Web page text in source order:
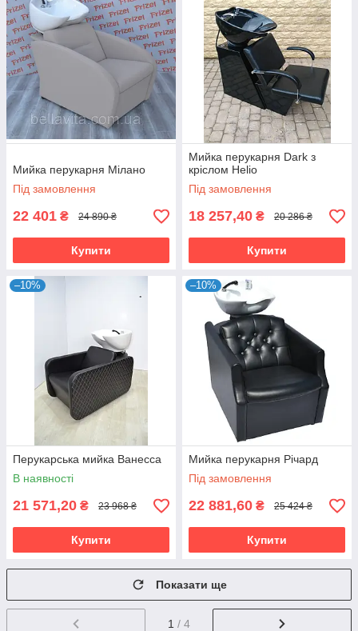
Мийка перукарня Мілано
Під замовлення
22 401 ₴ 24 890 ₴
Купити
Мийка перукарня Dark з
кріслом Helio
Під замовлення
18 257,40 ₴ 20 286 ₴
Купити
–10%
Перукарська мийка Ванесса
В наявності
21 571,20 ₴ 23 968 ₴
Купити
–10%
Мийка перукарня Річард
Під замовлення
22 881,60 ₴ 25 424 ₴
Купити
Показати ще
1 / 4